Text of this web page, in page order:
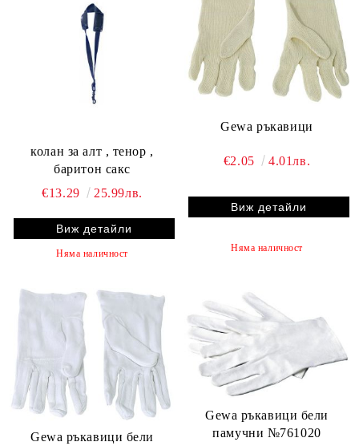
колан за алт , тенор ,
баритон сакс
€13.29
25.99лв.
Виж детайли
Няма наличност
Gewa ръкавици
€2.05 4.01лв.
Виж детайли
Няма наличност
Gewa ръкавици бели
Gewa ръкавици бели
памучни №761020